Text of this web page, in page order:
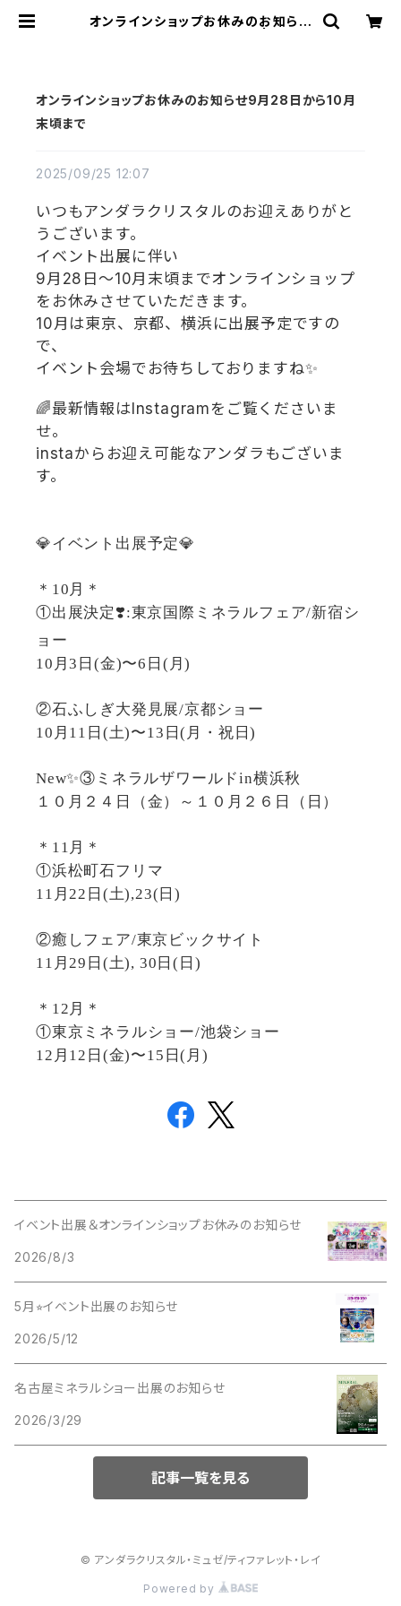
オンラインショップお休みのお知らせ
オンラインショップお休みのお知らせ9月28日から10月
末頃まで
2025/09/25 12:07
いつもアンダラクリスタルのお迎えありがと
うございます。
イベント出展に伴い
9月28日〜10月末頃までオンラインショップ
をお休みさせていただきます。
10月は東京、京都、横浜に出展予定ですの
で、
イベント会場でお待ちしておりますね✨
🌈最新情報はInstagramをご覧くださいま
せ。
instaからお迎え可能なアンダラもございま
す。
💎イベント出展予定💎
＊10月＊
①出展決定❣️:東京国際ミネラルフェア/新宿シ
ョー
10月3日(金)〜6日(月)
②石ふしぎ大発見展/京都ショー
10月11日(土)〜13日(月・祝日)
New✨③ミネラルザワールドin横浜秋
１０月２４日（金）～１０月２６日（日）
＊11月＊
①浜松町石フリマ
11月22日(土),23(日)
②癒しフェア/東京ビックサイト
11月29日(土), 30日(日)
＊12月＊
①東京ミネラルショー/池袋ショー
12月12日(金)〜15日(月)
イベント出展＆オンラインショップお休みのお知らせ
2026/8/3
5月⭐︎イベント出展のお知らせ
2026/5/12
名古屋ミネラルショー出展のお知らせ
2026/3/29
記事一覧を見る
© アンダラクリスタル・ミュゼ/ティファレット・レイ
Powered by